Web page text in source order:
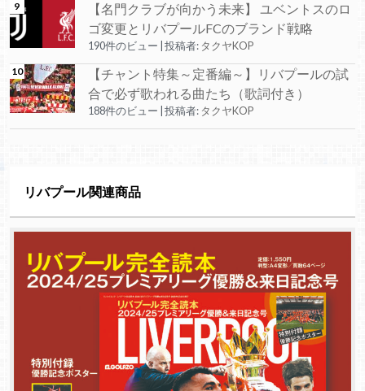
【名門クラブが向かう未来】 ユベントスのロ
ゴ変更とリバプールFCのブランド戦略
190件のビュー 投稿者: タクヤKOP
【チャント特集～定番編～】リバプールの試
合で必ず歌われる曲たち（歌詞付き）
188件のビュー 投稿者: タクヤKOP
リバプール関連商品